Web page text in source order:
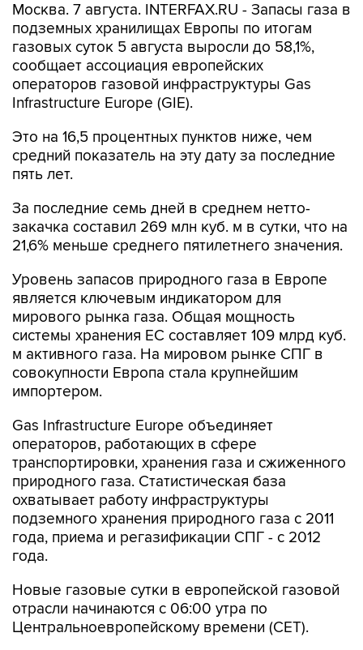
Москва. 7 августа. INTERFAX.RU - Запасы газа в
подземных хранилищах Европы по итогам
газовых суток 5 августа выросли до 58,1%,
сообщает ассоциация европейских
операторов газовой инфраструктуры Gas
Infrastructure Europe (GIE).
Это на 16,5 процентных пунктов ниже, чем
средний показатель на эту дату за последние
пять лет.
За последние семь дней в среднем нетто-
закачка составил 269 млн куб. м в сутки, что на
21,6% меньше среднего пятилетнего значения.
Уровень запасов природного газа в Европе
является ключевым индикатором для
мирового рынка газа. Общая мощность
системы хранения ЕС составляет 109 млрд куб.
м активного газа. На мировом рынке СПГ в
совокупности Европа стала крупнейшим
импортером.
Gas Infrastructure Europe объединяет
операторов, работающих в сфере
транспортировки, хранения газа и сжиженного
природного газа. Статистическая база
охватывает работу инфраструктуры
подземного хранения природного газа с 2011
года, приема и регазификации СПГ - с 2012
года.
Новые газовые сутки в европейской газовой
отрасли начинаются c 06:00 утра по
Центральноевропейскому времени (CET).